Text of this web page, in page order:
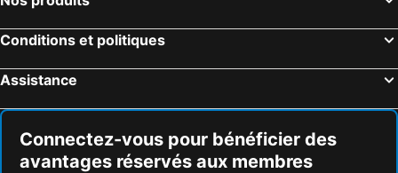
Conditions et politiques
Assistance
Connectez-vous pour bénéficier des
avantages réservés aux membres